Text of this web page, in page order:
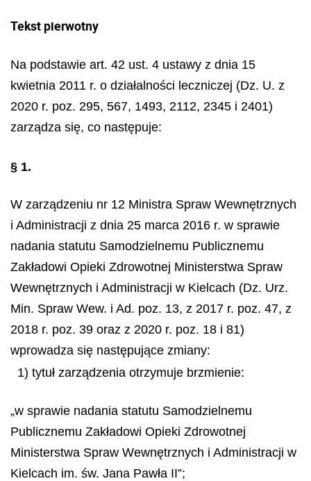
Tekst pierwotny
Na podstawie art. 42 ust. 4 ustawy z dnia 15
kwietnia 2011 r. o działalności leczniczej (Dz. U. z
2020 r. poz. 295, 567, 1493, 2112, 2345 i 2401)
zarządza się, co następuje:
§ 1.
W zarządzeniu nr 12 Ministra Spraw Wewnętrznych
i Administracji z dnia 25 marca 2016 r. w sprawie
nadania statutu Samodzielnemu Publicznemu
Zakładowi Opieki Zdrowotnej Ministerstwa Spraw
Wewnętrznych i Administracji w Kielcach (Dz. Urz.
Min. Spraw Wew. i Ad. poz. 13, z 2017 r. poz. 47, z
2018 r. poz. 39 oraz z 2020 r. poz. 18 i 81)
wprowadza się następujące zmiany:
1) tytuł zarządzenia otrzymuje brzmienie:
„w sprawie nadania statutu Samodzielnemu
Publicznemu Zakładowi Opieki Zdrowotnej
Ministerstwa Spraw Wewnętrznych i Administracji w
Kielcach im. św. Jana Pawła II”;